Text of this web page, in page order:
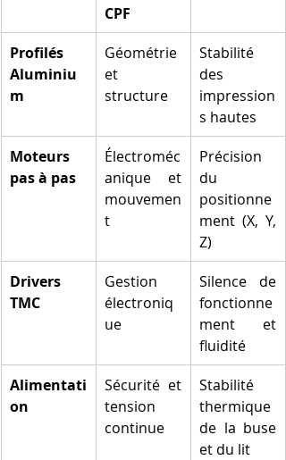
CPF
Profilés
Aluminiu
m
Géométrie
et
structure
Stabilité
des
impression
s hautes
Moteurs
pas à pas
Électroméc
anique et
mouvemen
t
Précision
du
positionne
ment (X, Y,
Z)
Drivers
TMC
Gestion
électroniq
ue
Silence de
fonctionne
ment et
fluidité
Alimentati
on
Sécurité et
tension
continue
Stabilité
thermique
de la buse
et du lit